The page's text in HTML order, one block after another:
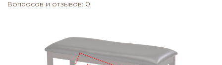
Вопросов и отзывов: 0